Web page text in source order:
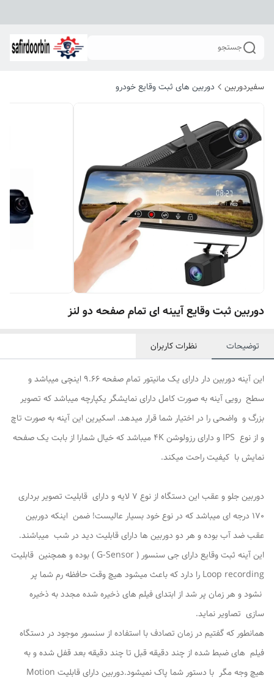
جستجو
سفیردوربین دوربین های ثبت وقایع خودرو
دوربین ثبت وقایع آیینه ای تمام صفحه دو لنز
توضیحات نظرات کاربران
این آینه دوربین دار دارای یک مانیتور تمام صفحه 9.66 اینچی میباشد و
سطح رویی آینه به صورت کامل دارای نمایشگر یکپارچه میباشد که تصویر
بزرگ و واضحی را در اختیار شما قرار میدهد. اسکیرین این آینه به صورت تاچ
و از نوع IPS و دارای رزولوشن 4K میباشد که خیال شمارا از بابت یک صفحه
نمایش با کیفیت راحت میکند.
دوربین جلو و عقب این دستگاه از نوع 7 لایه و دارای قابلیت تصویر برداری
170 درجه ای میباشد که در نوع خود بسیار عالیست! ضمن اینکه دوربین
عقب ضد آب بوده و هر دو دوربین ها دارای قابلیت دید در شب میباشند.
این آینه ثبت وقایع دارای جی سنسور ( G-Sensor ) بوده و همچنین قابلیت
Loop recording را دارد که باعث میشود هیچ وقت حافظه رم شما پر
نشود و هر زمان پر شد از ابتدای فیلم های ذخیره شده مجدد به ذخیره
سازی تصاویر نماید.
همانطور که گفتیم در زمان تصادف با استفاده از سنسور موجود در دستگاه
فیلم های ضبط شده از چند دقیقه قبل تا چند دقیقه بعد قفل شده و به
هیچ وجه مگر با دستور شما پاک نمیشود.دوربین دارای قابلیت Motion